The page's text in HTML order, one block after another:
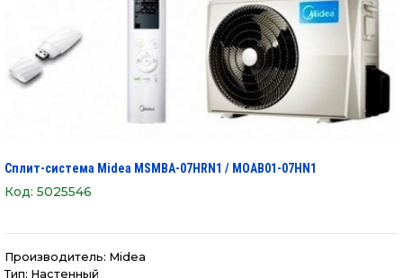
Сплит-система Midea MSMBA-07HRN1 / MOAB01-07HN1
Код: 5025546
Производитель: Midea
Тип: Настенный